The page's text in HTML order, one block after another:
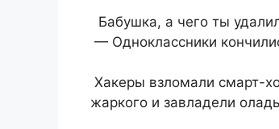
Бабушка, а чего ты
— Одноклассники
Хакеры взломали смарт-
жаркого и завладели